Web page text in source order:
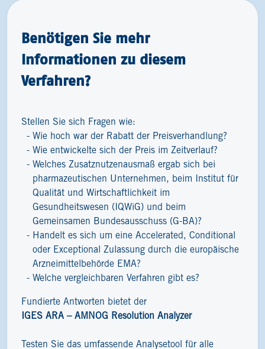
Benötigen Sie mehr
Informationen zu diesem
Verfahren?
Stellen Sie sich Fragen wie:
Wie hoch war der Rabatt der Preisverhandlung?
Wie entwickelte sich der Preis im Zeitverlauf?
Welches Zusatznutzenausmaß ergab sich bei
pharmazeutischen Unternehmen, beim Institut für
Qualität und Wirtschaftlichkeit im
Gesundheitswesen (IQWiG) und beim
Gemeinsamen Bundesausschuss (G-BA)?
Handelt es sich um eine Accelerated, Conditional
oder Exceptional Zulassung durch die europäische
Arzneimittelbehörde EMA?
Welche vergleichbaren Verfahren gibt es?
Fundierte Antworten bietet der
IGES ARA – AMNOG Resolution Analyzer
Testen Sie das umfassende Analysetool für alle